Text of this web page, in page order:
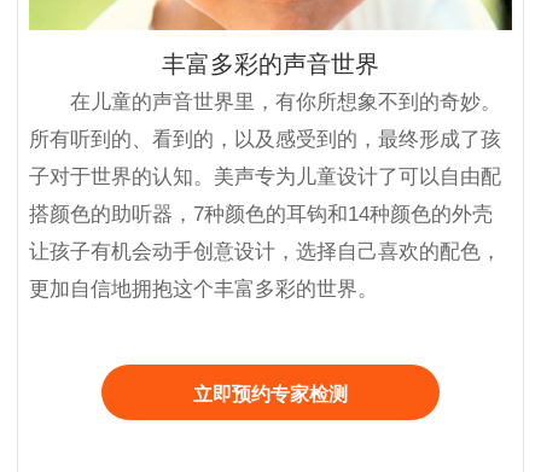
丰富多彩的声音世界
在儿童的声音世界里，有你所想象不到的奇妙。
所有听到的、看到的，以及感受到的，最终形成了孩
子对于世界的认知。美声专为儿童设计了可以自由配
搭颜色的助听器，7种颜色的耳钩和14种颜色的外壳
让孩子有机会动手创意设计，选择自己喜欢的配色，
更加自信地拥抱这个丰富多彩的世界。
立即预约专家检测